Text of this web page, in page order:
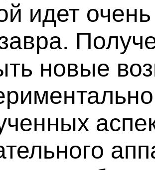
идет
новые